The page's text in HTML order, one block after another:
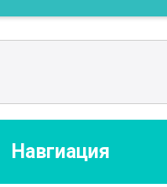
Навгиация